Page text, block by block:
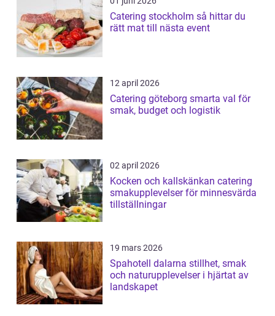
Catering stockholm så hittar du
rätt mat till nästa event
12 april 2026
Catering göteborg smarta val för
smak, budget och logistik
02 april 2026
Kocken och kallskänkan catering
smakupplevelser för minnesvärda
tillställningar
19 mars 2026
Spahotell dalarna stillhet, smak
och naturupplevelser i hjärtat av
landskapet